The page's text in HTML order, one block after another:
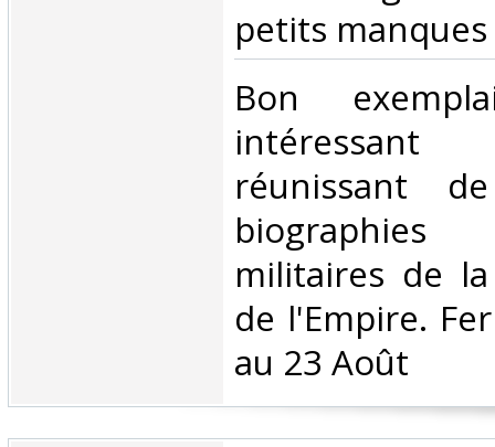
petits
‎Bon
réunissant
militaires de
de l'Empire.
au 23 Août‎